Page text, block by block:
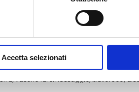
Accetta selezionati
aria condizionata, telefono, TV via
o nei ristoranti principali ).
feste, serate a tema).
tutte le sere durante la
vasche idromassaggio, biblioteca,